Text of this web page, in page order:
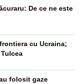
De ce ne este
cu Ucraina;
folosit gaze